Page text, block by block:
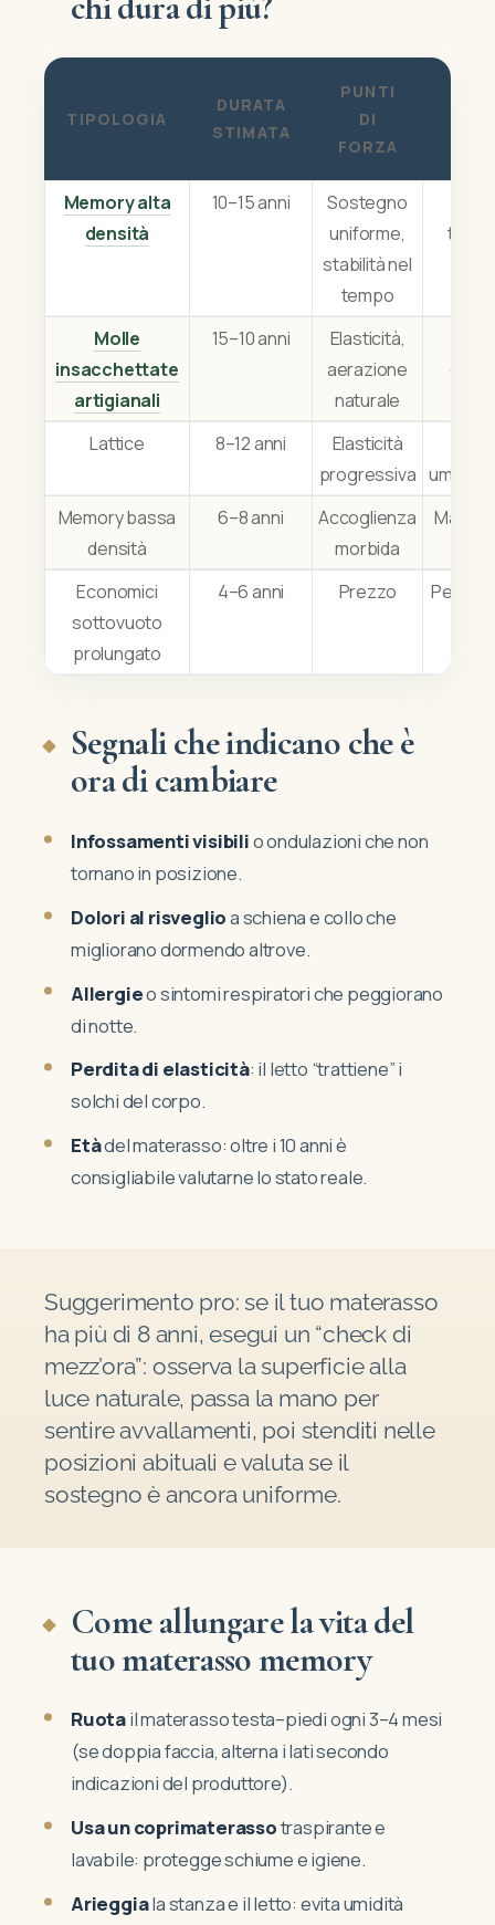
TIPOLOGIA
DURATA
STIMATA
PUNTI
DI
FORZA
Memory alta
densità
10–15 anni
Sostegno
uniforme,
stabilità nel
tempo
Molle
insacchettate
artigianali
15–10 anni
Elasticità,
aerazione
naturale
Lattice 8–12 anni
Elasticità
progressiva
Memory bassa
densità
6–8 anni
Accoglienza
morbida
Economici
sottovuoto
prolungato
4–6 anni Prezzo
Perdita
Segnali che indicano che è
ora di cambiare
Infossamenti visibilio ondulazioni che non
tornano in posizione.
Dolori al risveglioa schiena e collo che
migliorano dormendo altrove.
Allergieo sintomi respiratori che peggiorano
di notte.
Perdita di elasticità: il letto “trattiene” i
solchi del corpo.
Etàdel materasso: oltre i 10 anni è
consigliabile valutarne lo stato reale.
Suggerimento pro: se il tuo materasso
ha più di 8 anni, esegui un “check di
mezz’ora”: osserva la superficie alla
luce naturale, passa la mano per
sentire avvallamenti, poi stenditi nelle
posizioni abituali e valuta se il
sostegno è ancora uniforme.
Come allungare la vita del
tuo materasso memory
Ruotail materasso testa–piedi ogni 3–4 mesi
(se doppia faccia, alterna i lati secondo
indicazioni del produttore).
Usa un coprimaterassotraspirante e
lavabile: protegge schiume e igiene.
Arieggiala stanza e il letto: evita umidità